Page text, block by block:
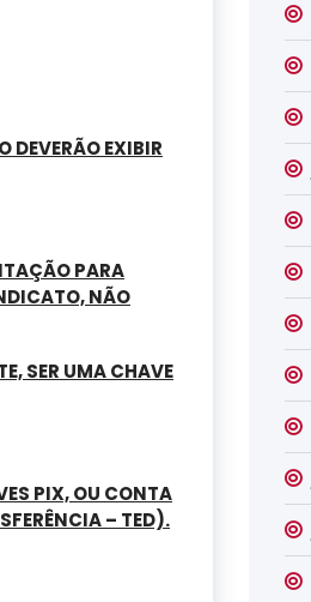
DEVERÃO EXIBIR
PARA
NÃO
SER UMA CHAVE
PIX, OU CONTA
– TED).